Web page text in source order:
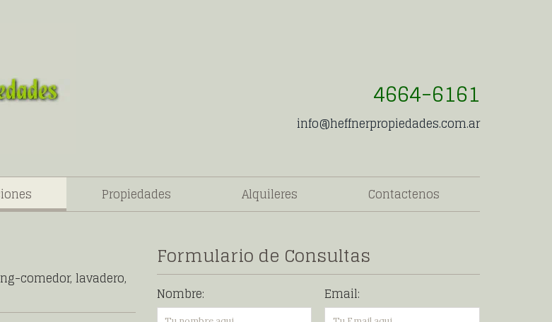
4664-6161
info@heffnerpropiedades.com.ar
Propiedades Alquileres Contactenos
comedor, lavadero,
Formulario de Consultas
Nombre: Email: